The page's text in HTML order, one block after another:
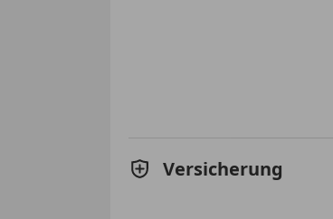
Versicherung